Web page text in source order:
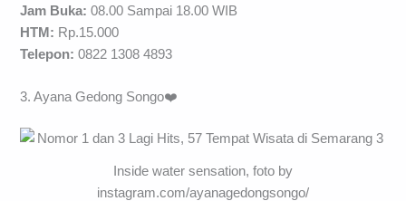
Jam Buka: 08.00 Sampai 18.00 WIB
HTM: Rp.15.000
Telepon: 0822 1308 4893
3. Ayana Gedong Songo❤️
Inside water sensation, foto by
instagram.com/ayanagedongsongo/